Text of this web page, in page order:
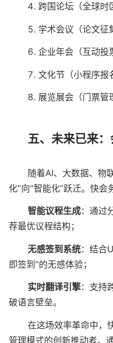
跨国论坛（全球时
学术会议（论文征
企业年会（互动投
文化节（小程序报
展览展会（门票管
五、未来已来
随着AI、大数据、物
化”向“智能化”跃迁。快会
智能议程生成：通过
荐最优议程结构；
无感签到系统：结合
即签到”的无感体验；
实时翻译引擎：支持
破语言壁垒。
在这场效率革命中，
管理模式的创新推动者。